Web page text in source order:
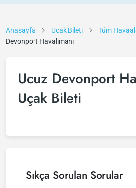
Anasayfa Uçak Bileti
Tüm
Devonport Havalimanı
Ucuz Devonport
Uçak Bileti
Sıkça Sorulan Sorular